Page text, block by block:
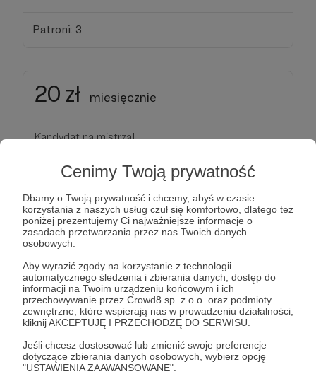
Cenimy Twoją prywatność
Dbamy o Twoją prywatność i chcemy, abyś w czasie
korzystania z naszych usług czuł się komfortowo, dlatego też
poniżej prezentujemy Ci najważniejsze informacje o
zasadach przetwarzania przez nas Twoich danych
osobowych.
Aby wyrazić zgody na korzystanie z technologii
automatycznego śledzenia i zbierania danych, dostęp do
informacji na Twoim urządzeniu końcowym i ich
przechowywanie przez Crowd8 sp. z o.o. oraz podmioty
zewnętrzne, które wspierają nas w prowadzeniu działalności,
kliknij AKCEPTUJĘ I PRZECHODZĘ DO SERWISU.
Jeśli chcesz dostosować lub zmienić swoje preferencje
dotyczące zbierania danych osobowych, wybierz opcję
"USTAWIENIA ZAAWANSOWANE".
Patroni: 3
20 zł miesięcznie
Kandydat na mistrza!
Ogromne dzięki! Zasługujesz na pierwszy
patronów i zaproszeniem do udziału w cyklicznym
turnieju (patrz progi wyżej) możesz wyzwać mnie na
pojedynek na własnych zasadach! Dowolna
tempo oraz kolor! Wedle uznania zagramy na
streamie lub poza nim!
Patroni: 0